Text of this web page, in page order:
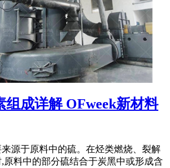
组成详解 OFweek新材料
源于原料中的硫。在烃类燃烧、裂解
原料中的部分硫结合于炭黑中或形成含